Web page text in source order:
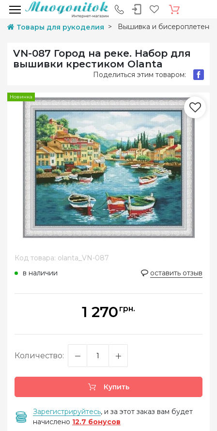
Товары для рукоделия Вышивка и
VN-087 Город на реке. Набор для
вышивки крестиком Olanta
Поделиться этим товаром:
Новинка
Код товара: olanta_VN-087
в наличии
оставить отзыв
1 270 грн.
Количество:
Купить
Зарегистрируйтесь, и за этот заказ вам будет
начислено 12.7 бонусов